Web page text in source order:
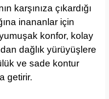
karşınıza çıkardığı
inananlar için
konfor, kolay
dağlık yürüyüşlere
ve sade kontur
getirir.